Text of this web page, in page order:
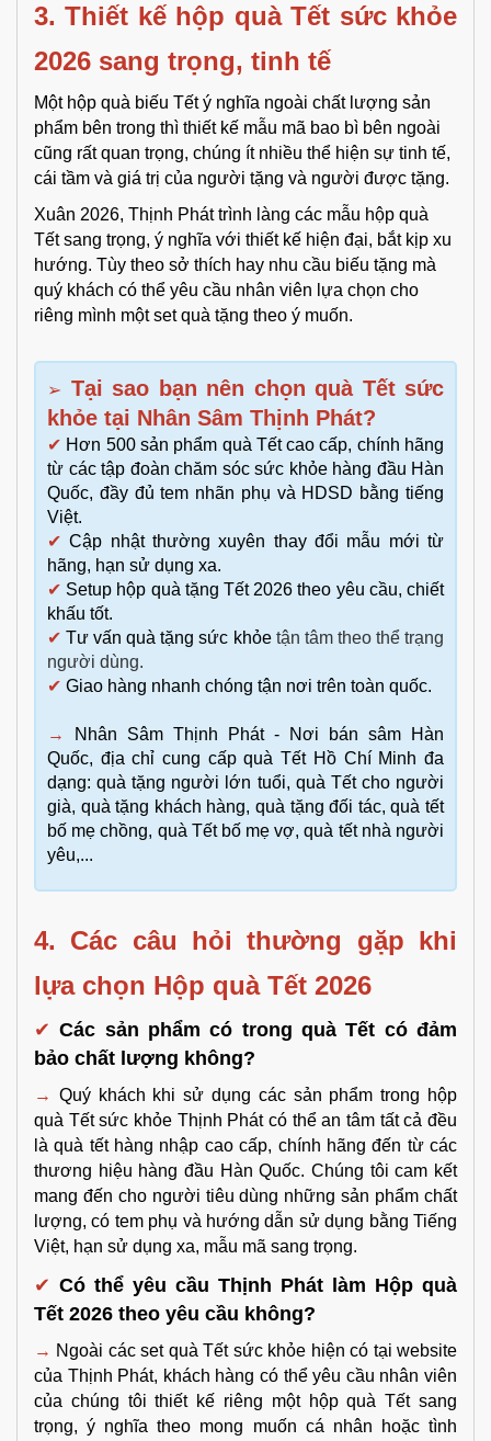
3. Thiết kế hộp quà Tết sức khỏe
2026 sang trọng, tinh tế
Một hộp quà biếu Tết ý nghĩa ngoài chất lượng sản
phẩm bên trong thì thiết kế mẫu mã bao bì bên ngoài
cũng rất quan trọng, chúng ít nhiều thể hiện sự tinh tế,
cái tầm và giá trị của người tặng và người được tặng.
Xuân 2026, Thịnh Phát trình làng các mẫu hộp quà
Tết sang trọng, ý nghĩa với thiết kế hiện đại, bắt kịp xu
hướng. Tùy theo sở thích hay nhu cầu biếu tặng mà
quý khách có thể yêu cầu nhân viên lựa chọn cho
riêng mình một set quà tặng theo ý muốn.
➢ Tại sao bạn nên chọn quà Tết sức
khỏe tại Nhân Sâm Thịnh Phát?
✔ Hơn 500 sản phẩm quà Tết cao cấp, chính hãng
từ các tập đoàn chăm sóc sức khỏe hàng đầu Hàn
Quốc, đầy đủ tem nhãn phụ và HDSD bằng tiếng
Việt.
✔Cập nhật thường xuyên thay đổi mẫu mới từ
hãng, hạn sử dụng xa.
✔ Setup hộp quà tặng Tết 2026 theo yêu cầu, chiết
khấu tốt.
✔Tư vấnquà tặng sức khỏetận tâm theo thể trạng
người dùng.
✔ Giao hàng nhanh chóng tận nơi trên toàn quốc.
→
Nhân Sâm Thịnh Phát - Nơi bán sâm Hàn
Quốc, địa chỉ cung cấp quà Tết Hồ Chí Minh đa
dạng: quà tặng người lớn tuổi, quà Tết cho người
già, quà tặng khách hàng, quà tặng đối tác, quà tết
bố mẹ chồng, quà Tết bố mẹ vợ, quà tết nhà người
yêu,...
4. Các câu hỏi thường gặp khi
lựa chọn Hộp quà Tết 2026
✔ Các sản phẩm có trong quà Tết có đảm
bảo chất lượng không?
→ Quý khách khi sử dụng các sản phẩm trong hộp
quà Tết sức khỏe Thịnh Phát có thể an tâm tất cả đều
là quà tết hàng nhập cao cấp, chính hãng đến từ các
thương hiệu hàng đầu Hàn Quốc. Chúng tôi cam kết
mang đến cho người tiêu dùng những sản phẩm chất
lượng, có tem phụ và hướng dẫn sử dụng bằng Tiếng
Việt, hạn sử dụng xa, mẫu mã sang trọng.
✔ Có thể yêu cầu Thịnh Phát làm Hộp quà
Tết 2026 theo yêu cầu không?
→ Ngoài các set quà Tết sức khỏe hiện có tại website
của Thịnh Phát, khách hàng có thể yêu cầu nhân viên
của chúng tôi thiết kế riêng một hộp quà Tết sang
trọng, ý nghĩa theo mong muốn cá nhân hoặc tình